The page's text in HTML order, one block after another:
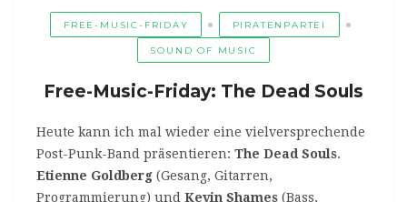
FREE-MUSIC-FRIDAY PIRATENPARTEI
SOUND OF MUSIC
Free-Music-Friday: The Dead Souls
Heute kann ich mal wieder eine vielversprechende
Post-Punk-Band präsentieren: The Dead Souls.
Etienne Goldberg (Gesang, Gitarren,
Programmierung) und Kevin Shames (Bass,